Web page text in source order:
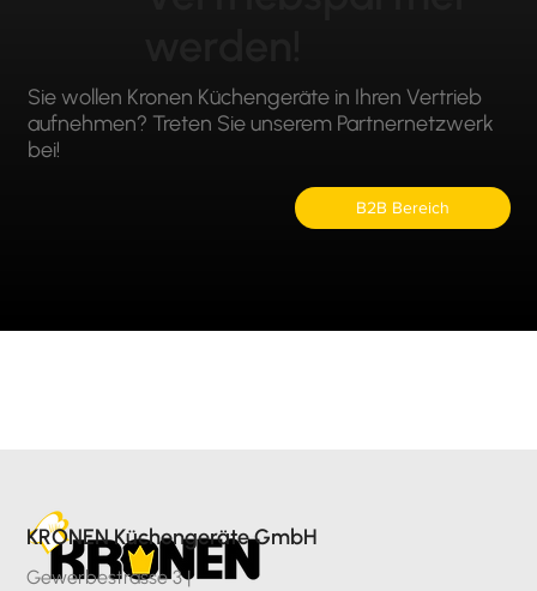
Sie wollen Kronen Küchengeräte in Ihren Vertrieb
aufnehmen? Treten Sie unserem Partnernetzwerk
bei!
B2B Bereich
KRONEN Küchengeräte GmbH
Gewerbestrasse 3 |